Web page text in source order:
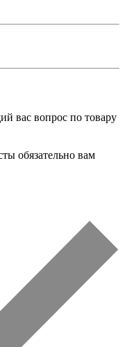
вас вопрос по товару
обязательно вам